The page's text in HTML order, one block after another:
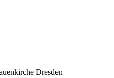
Dresden